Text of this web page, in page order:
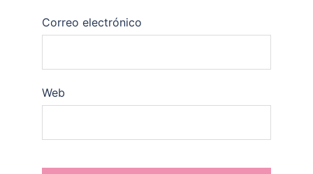
Correo electrónico
Web